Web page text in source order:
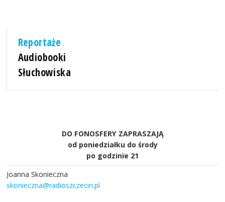
Reportaże
Audiobooki
Słuchowiska
DO FONOSFERY ZAPRASZAJĄ
od poniedziałku do środy
po godzinie 21
Joanna Skonieczna
skonieczna@radioszczecin.pl